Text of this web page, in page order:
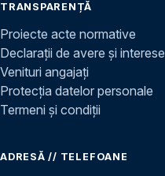
TRANSPARENȚĂ
Proiecte acte normative
Declarații de avere și interese
Venituri angajați
Protecția datelor personale
Termeni și condiții
ADRESĂ // TELEFOANE